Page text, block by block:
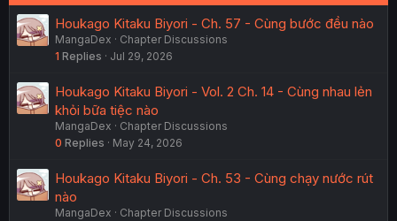
Houkago Kitaku Biyori - Ch. 57 - Cùng bước đều nào
MangaDex
Chapter Discussions
1 Replies Jul 29, 2026
Houkago Kitaku Biyori - Vol. 2 Ch. 14 - Cùng nhau lẻn
khỏi bữa tiệc nào
MangaDex
Chapter Discussions
0 Replies May 24, 2026
Houkago Kitaku Biyori - Ch. 53 - Cùng chạy nước rút
nào
MangaDex
Chapter Discussions